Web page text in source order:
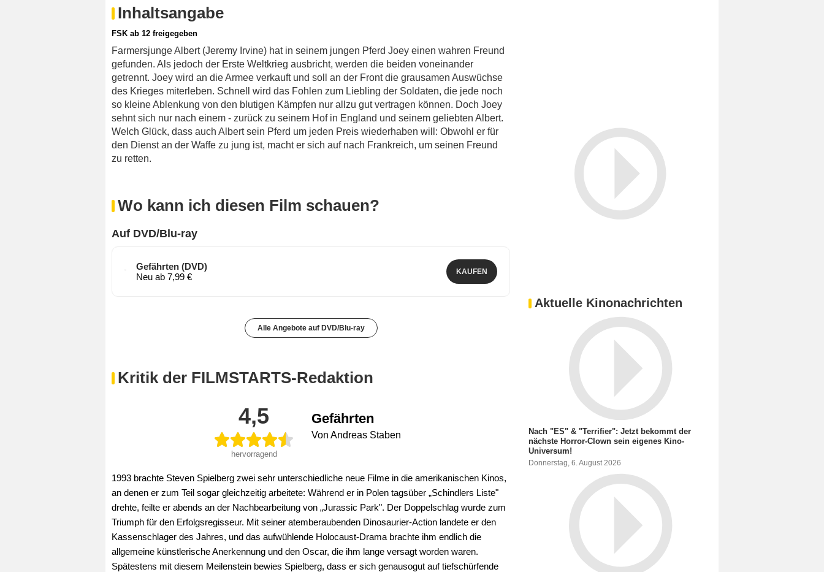
Inhaltsangabe
FSK ab 12 freigegeben
Farmersjunge Albert (Jeremy Irvine) hat in seinem jungen Pferd Joey einen wahren Freund
gefunden. Als jedoch der Erste Weltkrieg ausbricht, werden die beiden voneinander
getrennt. Joey wird an die Armee verkauft und soll an der Front die grausamen Auswüchse
des Krieges miterleben. Schnell wird das Fohlen zum Liebling der Soldaten, die jede noch
so kleine Ablenkung von den blutigen Kämpfen nur allzu gut vertragen können. Doch Joey
sehnt sich nur nach einem - zurück zu seinem Hof in England und seinem geliebten Albert.
Welch Glück, dass auch Albert sein Pferd um jeden Preis wiederhaben will: Obwohl er für
den Dienst an der Waffe zu jung ist, macht er sich auf nach Frankreich, um seinen Freund
zu retten.
Wo kann ich diesen Film schauen?
Auf DVD/Blu-ray
Gefährten (DVD)
Neu ab 7,99 €
KAUFEN
Alle Angebote auf DVD/Blu-ray
Kritik der FILMSTARTS-Redaktion
4,5
hervorragend
Gefährten
Von Andreas Staben
1993 brachte Steven Spielberg zwei sehr unterschiedliche neue Filme in die amerikanischen Kinos,
an denen er zum Teil sogar gleichzeitig arbeitete: Während er in Polen tagsüber „Schindlers Liste"
drehte, feilte er abends an der Nachbearbeitung von „Jurassic Park". Der Doppelschlag wurde zum
Triumph für den Erfolgsregisseur. Mit seiner atemberaubenden Dinosaurier-Action landete er den
Kassenschlager des Jahres, und das aufwühlende Holocaust-Drama brachte ihm endlich die
allgemeine künstlerische Anerkennung und den Oscar, die ihm lange versagt worden waren.
Spätestens mit diesem Meilenstein bewies Spielberg, dass er sich genausogut auf tiefschürfende
Aktuelle Kinonachrichten
Nach "ES" & "Terrifier": Jetzt bekommt der
nächste Horror-Clown sein eigenes Kino-
Universum!
Donnerstag, 6. August 2026